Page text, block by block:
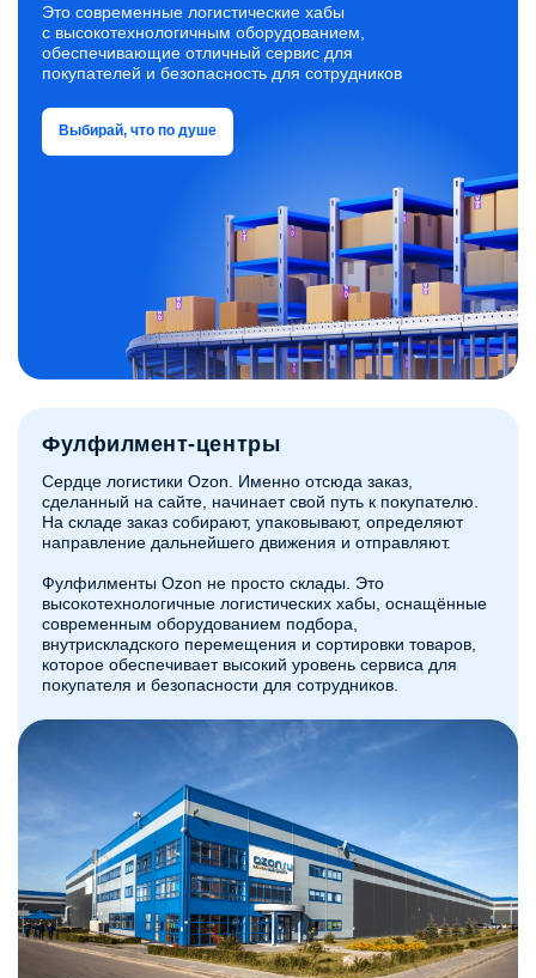
Это современные логистические хабы
с высокотехнологичным оборудованием,
обеспечивающие отличный сервис для
покупателей и безопасность для сотрудников
Выбирай, что по душе
Фулфилмент-центры
Сердце логистики Ozon. Именно отсюда заказ,
сделанный на сайте, начинает свой путь к покупателю.
На складе заказ собирают, упаковывают, определяют
направление дальнейшего движения и отправляют.
Фулфилменты Ozon не просто склады. Это
высокотехнологичные логистических хабы, оснащённые
современным оборудованием подбора,
внутрискладского перемещения и сортировки товаров,
которое обеспечивает высокий уровень сервиса для
покупателя и безопасности для сотрудников.